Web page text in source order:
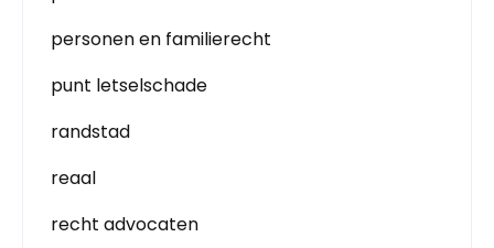
personen en familierecht
punt letselschade
randstad
reaal
recht advocaten